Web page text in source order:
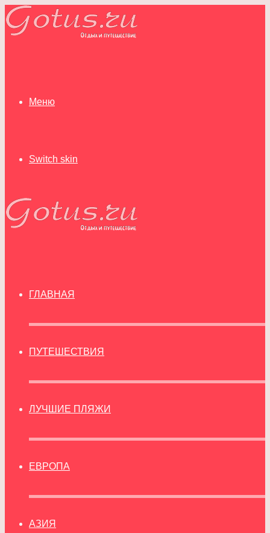
Меню
Switch skin
ГЛАВНАЯ
ПУТЕШЕСТВИЯ
ЛУЧШИЕ ПЛЯЖИ
ЕВРОПА
АЗИЯ